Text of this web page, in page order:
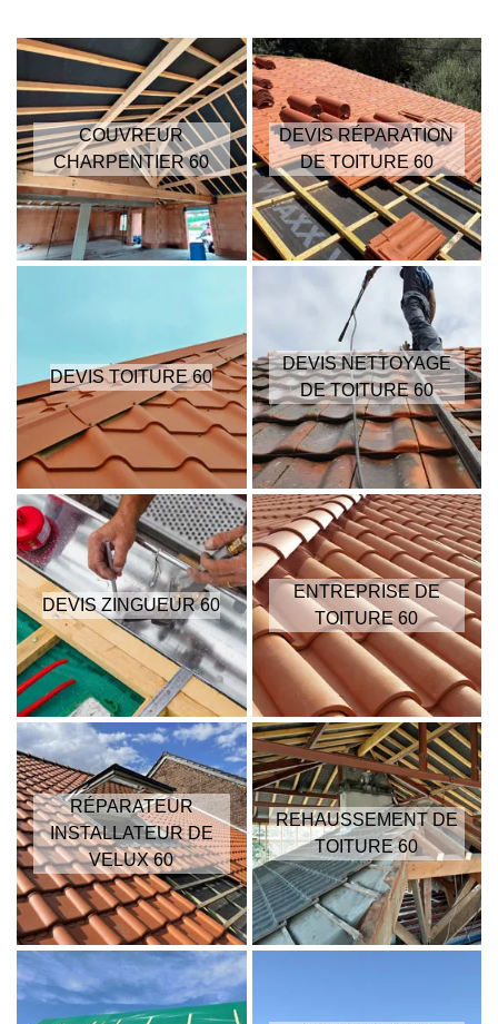
COUVREUR
CHARPENTIER 60
DEVIS RÉPARATION
DE TOITURE 60
DEVIS TOITURE 60
DEVIS NETTOYAGE
DE TOITURE 60
DEVIS ZINGUEUR 60
ENTREPRISE DE
TOITURE 60
RÉPARATEUR
INSTALLATEUR DE
VELUX 60
REHAUSSEMENT DE
TOITURE 60